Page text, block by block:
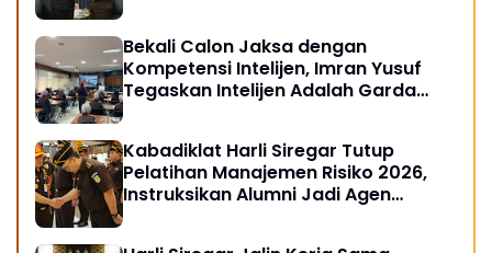
Bekali Calon Jaksa dengan
Kompetensi Intelijen, Imran Yusuf
Tegaskan Intelijen Adalah Garda
Kabadiklat Harli Siregar Tutup
Pelatihan Manajemen Risiko 2026,
Instruksikan Alumni Jadi Agen